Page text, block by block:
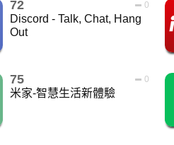
72 0
Discord - Talk, Chat, Hang
Out
75 0
米家-智慧生活新體驗